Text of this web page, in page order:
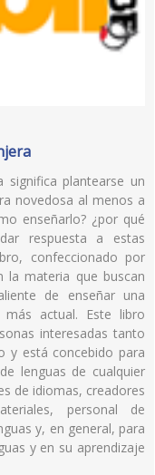
significa plantearse un
novedosa al menos a
enseñarlo? ¿por qué
respuesta a estas
confeccionado por
la materia que buscan
de enseñar una
actual. Este libro
interesadas tanto
y está concebido para
lenguas de cualquier
de idiomas, creadores
personal de
y, en general, para
y en su aprendizaje